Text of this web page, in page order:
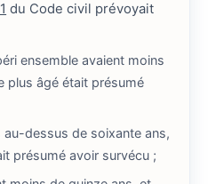
du Code civil prévoyait
ensemble avaient moins
plus âgé était présumé
au-dessus de soixante ans,
présumé avoir survécu ;